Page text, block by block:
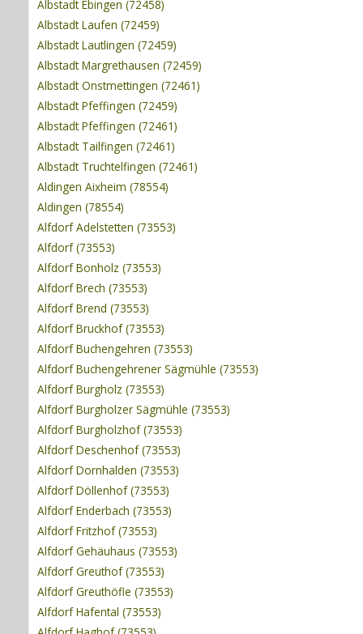
Albstadt Ebingen (72458)
Albstadt Laufen (72459)
Albstadt Lautlingen (72459)
Albstadt Margrethausen (72459)
Albstadt Onstmettingen (72461)
Albstadt Pfeffingen (72459)
Albstadt Pfeffingen (72461)
Albstadt Tailfingen (72461)
Albstadt Truchtelfingen (72461)
Aldingen Aixheim (78554)
Aldingen (78554)
Alfdorf Adelstetten (73553)
Alfdorf (73553)
Alfdorf Bonholz (73553)
Alfdorf Brech (73553)
Alfdorf Brend (73553)
Alfdorf Bruckhof (73553)
Alfdorf Buchengehren (73553)
Alfdorf Buchengehrener Sägmühle (73553)
Alfdorf Burgholz (73553)
Alfdorf Burgholzer Sägmühle (73553)
Alfdorf Burgholzhof (73553)
Alfdorf Deschenhof (73553)
Alfdorf Dornhalden (73553)
Alfdorf Döllenhof (73553)
Alfdorf Enderbach (73553)
Alfdorf Fritzhof (73553)
Alfdorf Gehäuhaus (73553)
Alfdorf Greuthof (73553)
Alfdorf Greuthöfle (73553)
Alfdorf Hafental (73553)